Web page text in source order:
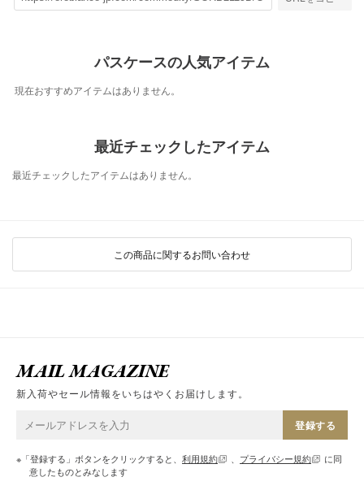
パスケースの人気アイテム
現在おすすめアイテムはありません。
最近チェックしたアイテム
最近チェックしたアイテムはありません。
この商品に関するお問い合わせ
MAIL MAGAZINE
新入荷やセール情報をいちはやくお届けします。
登録する
※「登録する」ボタンをクリックすると、 利用規約 、 プライバシー規約
に同
意したものとみなします